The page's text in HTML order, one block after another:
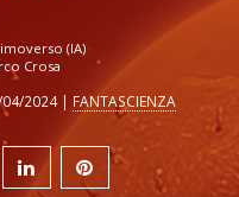
(IA)
Crosa
04/2024 | FANTASCIENZA